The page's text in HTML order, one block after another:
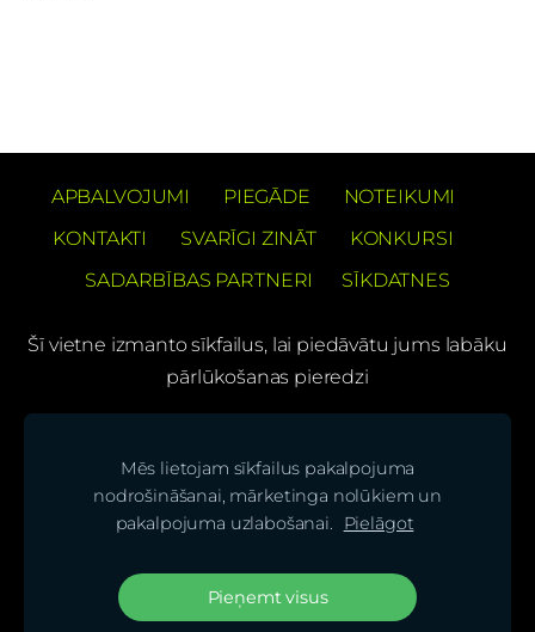
APBALVOJUMI PIEGĀDE
NOTEIKUMI
KONTAKTI
SVARĪGI ZINĀT
KONKURSI
SADARBĪBAS PARTNERI
SĪKDATNES
Šī vietne izmanto sīkfailus, lai piedāvātu jums labāku
pārlūkošanas pieredzi
(C) SIA "BS bicycles"
Seko mums mūsu sociālajos tīklos un uzzini
jaunumus pirmais!
Mēs lietojam sīkfailus pakalpojuma
nodrošināšanai, mārketinga nolūkiem un
pakalpojuma uzlabošanai.
Pielāgot
Pieņemt visus